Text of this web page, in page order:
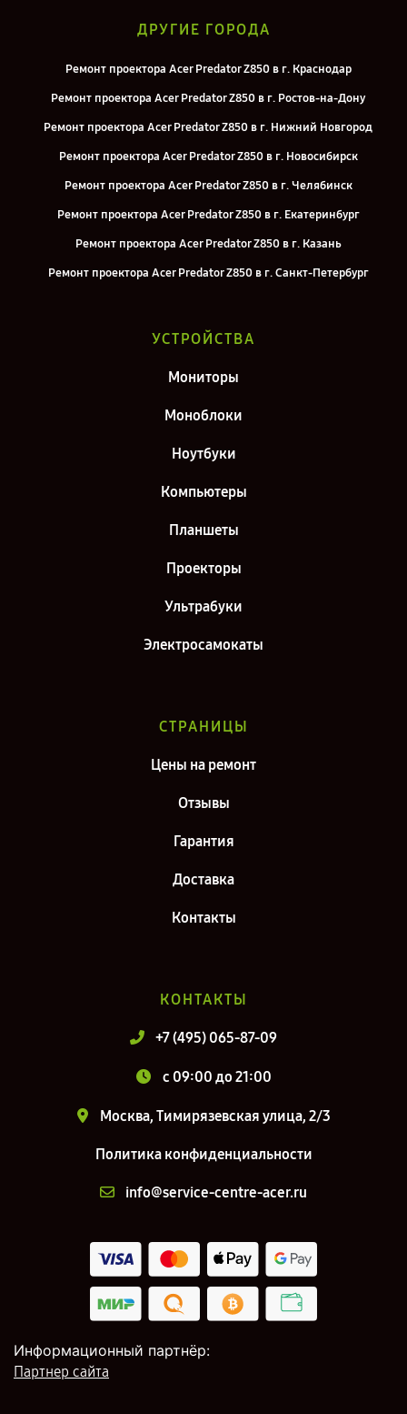
ДРУГИЕ ГОРОДА
Ремонт проектора Acer Predator Z850 в г. Краснодар
Ремонт проектора Acer Predator Z850 в г. Ростов-на-Дону
Ремонт проектора Acer Predator Z850 в г. Нижний Новгород
Ремонт проектора Acer Predator Z850 в г. Новосибирск
Ремонт проектора Acer Predator Z850 в г. Челябинск
Ремонт проектора Acer Predator Z850 в г. Екатеринбург
Ремонт проектора Acer Predator Z850 в г. Казань
Ремонт проектора Acer Predator Z850 в г. Санкт-Петербург
УСТРОЙСТВА
Мониторы
Моноблоки
Ноутбуки
Компьютеры
Планшеты
Проекторы
Ультрабуки
Электросамокаты
СТРАНИЦЫ
Цены на ремонт
Отзывы
Гарантия
Доставка
Контакты
КОНТАКТЫ
+7 (495) 065-87-09
c 09:00 до 21:00
Москва, Тимирязевская улица, 2/3
Политика конфиденциальности
info@service-centre-acer.ru
Информационный партнёр:
Партнер сайта